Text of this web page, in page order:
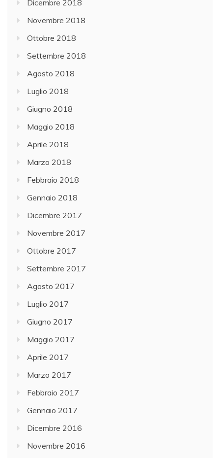
Dicembre 2018
Novembre 2018
Ottobre 2018
Settembre 2018
Agosto 2018
Luglio 2018
Giugno 2018
Maggio 2018
Aprile 2018
Marzo 2018
Febbraio 2018
Gennaio 2018
Dicembre 2017
Novembre 2017
Ottobre 2017
Settembre 2017
Agosto 2017
Luglio 2017
Giugno 2017
Maggio 2017
Aprile 2017
Marzo 2017
Febbraio 2017
Gennaio 2017
Dicembre 2016
Novembre 2016